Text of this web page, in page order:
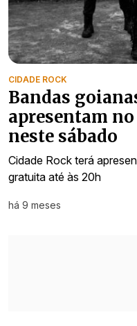
CIDADE ROCK
Bandas
apresentam
neste sábado
Cidade Rock terá
gratuita até às 20h
há 9 meses